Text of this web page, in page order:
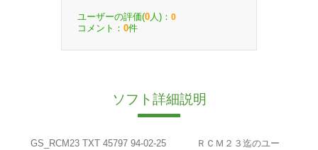
ユーザーの評価(0 人)： 0
コメント： 0件
ソフト詳細説明
GS_RCM23 TXT 45797 94-02-25 ＲＣＭ２３迄のユー